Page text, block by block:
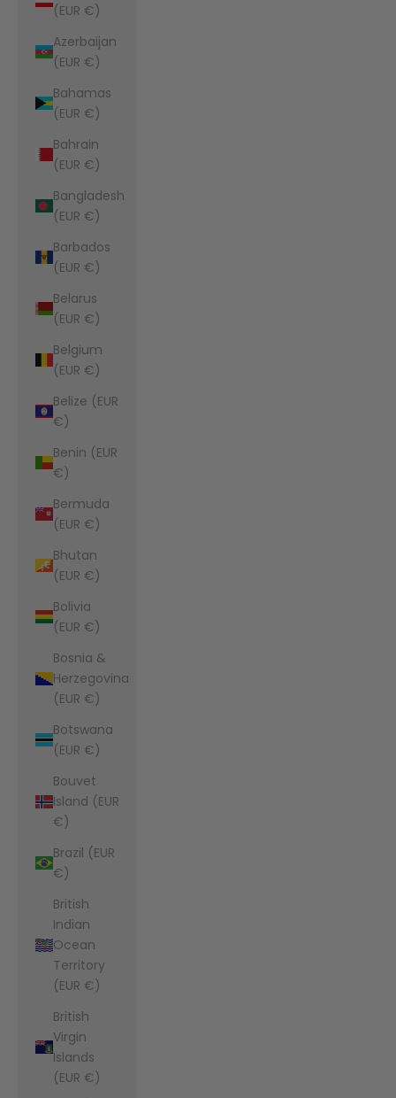
(EUR €)
Azerbaijan
(EUR €)
Bahamas
(EUR €)
Bahrain
(EUR €)
Bangladesh
(EUR €)
Barbados
(EUR €)
Belarus
(EUR €)
Belgium
(EUR €)
Belize (EUR
€)
Benin (EUR
€)
Bermuda
(EUR €)
Bhutan
(EUR €)
Bolivia
(EUR €)
Bosnia &
Herzegovina
(EUR €)
Botswana
(EUR €)
Bouvet
Island (EUR
€)
Brazil (EUR
€)
British
Indian
Ocean
Territory
(EUR €)
British
Virgin
Islands
(EUR €)